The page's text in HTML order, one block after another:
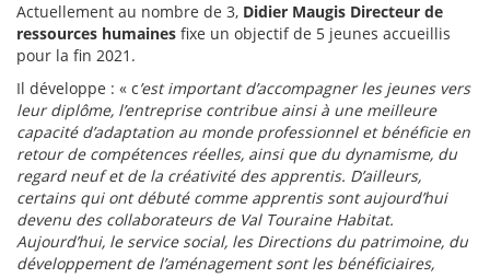
Actuellement au nombre de 3, Didier Maugis Directeur de
ressources humaines fixe un objectif de 5 jeunes accueillis
pour la fin 2021.
Il développe : « c’est important d’accompagner les jeunes vers
leur diplôme, l’entreprise contribue ainsi à une meilleure
capacité d’adaptation au monde professionnel et bénéficie en
retour de compétences réelles, ainsi que du dynamisme, du
regard neuf et de la créativité des apprentis. D’ailleurs,
certains qui ont débuté comme apprentis sont aujourd’hui
devenu des collaborateurs de Val Touraine Habitat.
Aujourd’hui, le service social, les Directions du patrimoine, du
développement de l’aménagement sont les bénéficiaires,